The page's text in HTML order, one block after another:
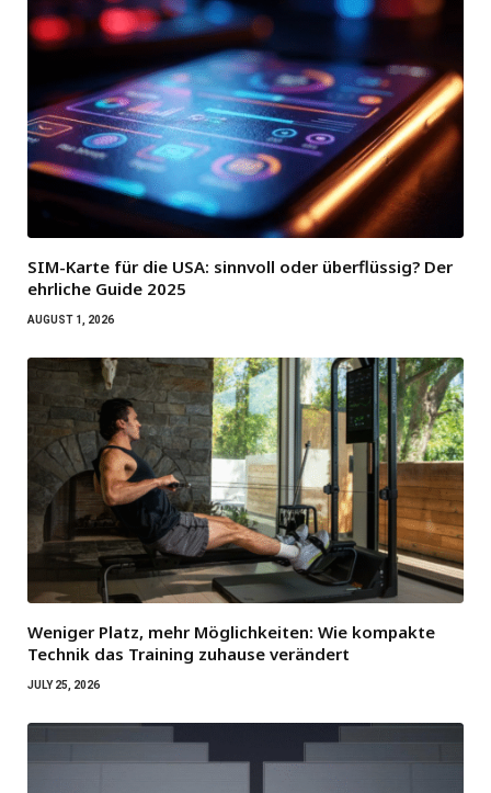
SIM-Karte für die USA: sinnvoll oder überflüssig? Der
ehrliche Guide 2025
AUGUST 1, 2026
Weniger Platz, mehr Möglichkeiten: Wie kompakte
Technik das Training zuhause verändert
JULY 25, 2026